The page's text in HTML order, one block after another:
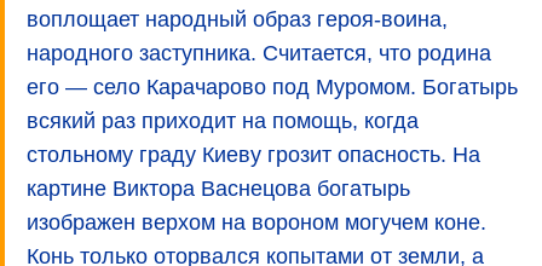
воплощает народный образ героя-воина,
народного заступника. Считается, что родина
его — село Карачарово под Муромом. Богатырь
всякий раз приходит на помощь, когда
стольному граду Киеву грозит опасность. На
картине Виктора Васнецова богатырь
изображен верхом на вороном могучем коне.
Конь только оторвался копытами от земли, а